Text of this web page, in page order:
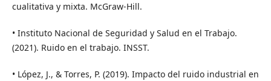
cualitativa y mixta. McGraw-Hill.
• Instituto Nacional de Seguridad y Salud en el Trabajo.
(2021). Ruido en el trabajo. INSST.
• López, J., & Torres, P. (2019). Impacto del ruido industrial en